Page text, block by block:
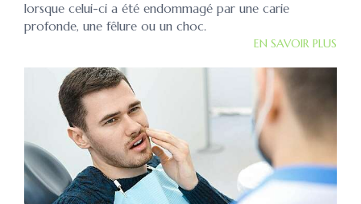
lorsque celui-ci a été endommagé par une carie
profonde, une fêlure ou un choc.
EN SAVOIR PLUS